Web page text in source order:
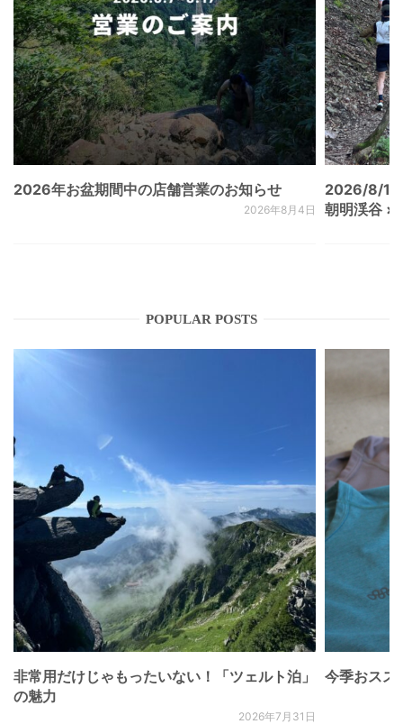
2026年お盆期間中の店舗営業のお知らせ
2026年8月4日
2026/8/
朝明渓谷 ×
POPULAR POSTS
非常用だけじゃもったいない！「ツェルト泊」
の魅力
2026年7月31日
今季おスス